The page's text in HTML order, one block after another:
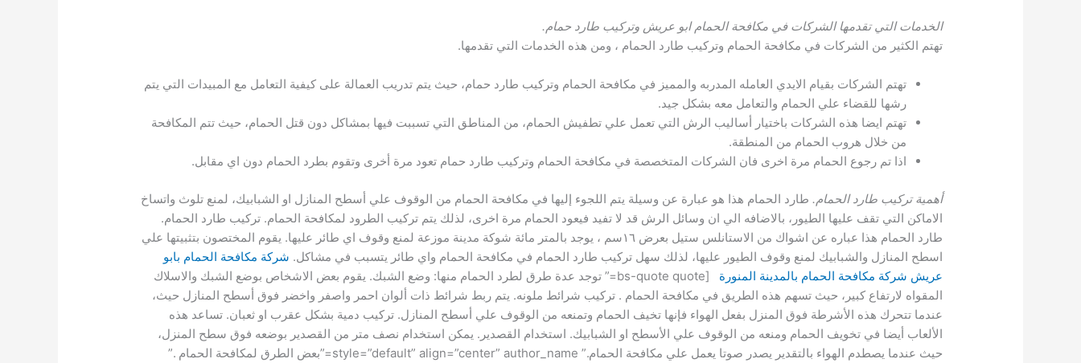
الخدمات التي تقدمها الشركات في مكافحة الحمام ابو عريش وتركيب طارد حمام.
تهتم الكثير من الشركات في مكافحة الحمام وتركيب طارد الحمام ، ومن هذه الخدمات التي تقدمها.
تهتم الشركات بقيام الايدي العامله المدربه والمميز في مكافحة الحمام وتركيب طارد حمام، حيث يتم تدريب العمالة على كيفية التعامل مع المبيدات التي يتم
رشها للقضاء علي الحمام والتعامل معه بشكل جيد.
تهتم ايضا هذه الشركات باختيار أساليب الرش التي تعمل علي تطفيش الحمام، من المناطق التي تسببت فيها بمشاكل دون قتل الحمام، حيث تتم المكافحة
من خلال هروب الحمام من المنطقة.
اذا تم رجوع الحمام مرة اخرى فان الشركات المتخصصة في مكافحة الحمام وتركيب طارد حمام تعود مرة أخرى وتقوم بطرد الحمام دون اي مقابل.
أهمية تركيب طارد الحمام. طارد الحمام هذا هو عبارة عن وسيلة يتم اللجوء إليها في مكافحة الحمام من الوقوف علي أسطح المنازل او الشبابيك، لمنع تلوث واتساخ
الاماكن التي تقف عليها الطيور، بالاضافه الي ان وسائل الرش قد لا تفيد فيعود الحمام مرة اخرى، لذلك يتم تركيب الطرود لمكافحة الحمام. تركيب طارد الحمام.
طارد الحمام هذا عباره عن اشواك من الاستانلس ستيل بعرض ١٦سم ، يوجد بالمتر مائة شوكة مدينة موزعة لمنع وقوف اي طائر عليها. يقوم المختصون بتثبيتها علي
اسطح المنازل والشبابيك لمنع وقوف الطيور عليها، لذلك سهل تركيب طارد الحمام في مكافحة الحمام واي طائر يتسبب في مشاكل. شركة مكافحة الحمام بابو
عريش شركة مكافحة الحمام بالمدينة المنورة
[bs-quote quote=” توجد عدة طرق لطرد الحمام منها: وضع الشبك. يقوم بعض الاشخاص بوضع الشبك والاسلاك
المقواه لارتفاع كبير، حيث تسهم هذه الطريق في مكافحة الحمام . تركيب شرائط ملونه. يتم ربط شرائط ذات ألوان احمر واصفر واخضر فوق أسطح المنازل حيث،
عندما تتحرك هذه الأشرطة فوق المنزل بفعل الهواء فإنها تخيف الحمام وتمنعه من الوقوف علي أسطح المنازل. تركيب دمية بشكل عقرب او ثعبان. تساعد هذه
الألعاب أيضا في تخويف الحمام ومنعه من الوقوف علي الأسطح او الشبابيك. استخدام القصدير. يمكن استخدام نصف متر من القصدير بوضعه فوق سطح المنزل،
حيث عندما يصطدم الهواء بالتقدير يصدر صوتا يعمل علي مكافحة الحمام.” style=”default” align=”center” author_name=”بعض الطرق لمكافحة الحمام .”